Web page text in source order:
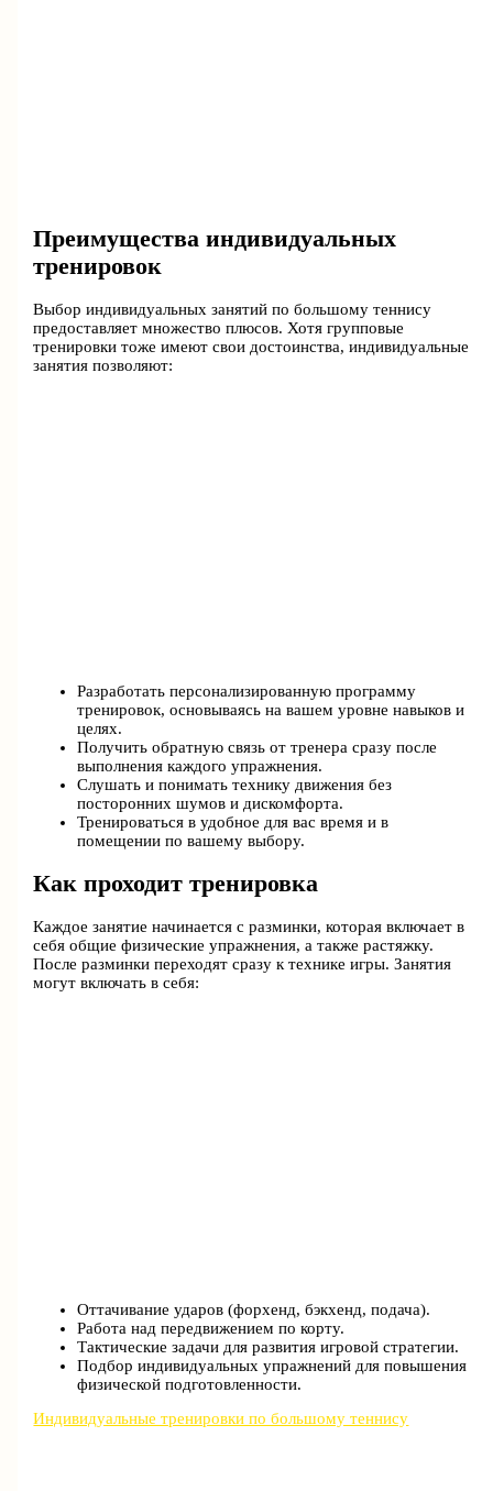
Преимущества индивидуальных
тренировок
Выбор индивидуальных занятий по большому теннису
предоставляет множество плюсов. Хотя групповые
тренировки тоже имеют свои достоинства, индивидуальные
занятия позволяют:
Разработать персонализированную программу
тренировок, основываясь на вашем уровне навыков и
целях.
Получить обратную связь от тренера сразу после
выполнения каждого упражнения.
Слушать и понимать технику движения без
посторонних шумов и дискомфорта.
Тренироваться в удобное для вас время и в
помещении по вашему выбору.
Как проходит тренировка
Каждое занятие начинается с разминки, которая включает в
себя общие физические упражнения, а также растяжку.
После разминки переходят сразу к технике игры. Занятия
могут включать в себя:
Оттачивание ударов (форхенд, бэкхенд, подача).
Работа над передвижением по корту.
Тактические задачи для развития игровой стратегии.
Подбор индивидуальных упражнений для повышения
физической подготовленности.
Индивидуальные тренировки по большому теннису